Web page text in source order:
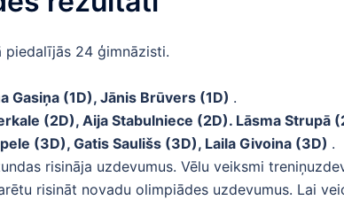
piedalījās 24 ģimnāzisti.
Gasiņa (1D), Jānis Brūvers (1D) .
(2D), Aija Stabulniece (2D). Lāsma Strupā
(3D), Gatis Saulišs (3D), Laila Givoina (3D) .
risināja uzdevumus. Vēlu veiksmi
risināt novadu olimpiādes uzdevumus. Lai